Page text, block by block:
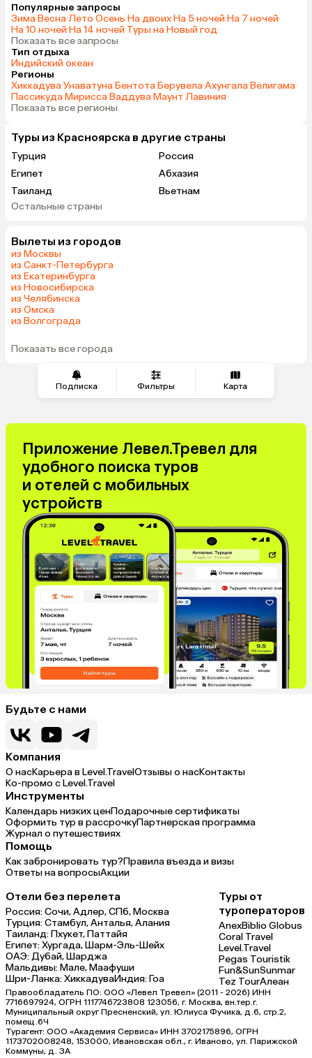
Подписка Фильтры Карта
Популярные запросы
Зима·Весна·Лето·Осень·На двоих·На 5 ночей·На 7 ночей·
На 10 ночей·На 14 ночей·Туры на Новый год·
Показать все запросы
Тип отдыха
Индийский океан
Регионы
Хиккадува·Унаватуна·Бентота·Берувела·Ахунгала·Велигама·
Пассикуда·Мирисса·Ваддува·Маунт Лавиния·
Показать все регионы
Туры из Красноярска в другие страны
Турция
Россия
Египет
Абхазия
Таиланд
Вьетнам
ОАЭ
Саудовская Аравия
Остальные страны
Вылеты из городов
из Москвы
из Санкт-Петербурга
из Екатеринбурга
из Новосибирска
из Челябинска
из Омска
из Волгограда
Показать все города
Приложение Левел.Тревел для
удобного поиска туров
и отелей с мобильных
устройств
Будьте с нами
Компания
О насКарьера в Level.TravelОтзывы о насКонтакты
Ко-промо с Level.Travel
Инструменты
Календарь низких ценПодарочные сертификаты
Оформить тур в рассрочкуПартнерская программа
Журнал о путешествиях
Помощь
Как забронировать тур?Правила въезда и визы
Ответы на вопросыАкции
Отели без перелета
Россия:Сочи,Адлер,СПб,Москва
Турция:Стамбул,Анталья,Алания
Таиланд:Пхукет,Паттайя
Египет:Хургада,Шарм-Эль-Шейх
ОАЭ:Дубай,Шарджа
Мальдивы:Мале,Маафуши
Шри-Ланка:ХиккадуваИндия:Гоа
Туры от
туроператоров
AnexBiblio Globus
Coral Travel
Level.Travel
Pegas Touristik
Fun&SunSunmar
Tez TourАлеан
Правообладатель ПО: ООО «Левел Тревел» (2011 - 2026) ИНН
7716697924, ОГРН 1117746723808 123056, г. Москва, вн.тер.г.
Муниципальный округ Пресненский, ул. Юлиуса Фучика, д.6, стр.2,
помещ.6Ч
Турагент: ООО «Академия Сервиса» ИНН 3702175896, ОГРН
1173702008248, 153000, Ивановская обл., г. Иваново, ул. Парижской
Коммуны, д. ЗА